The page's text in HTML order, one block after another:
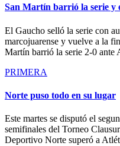
San Martín barrió la serie y
El Gaucho selló la serie con
marcojuarense y vuelve a la
Martín barrió la serie 2-0
PRIMERA
Norte puso todo en su lugar
Este martes se disputó el
semifinales del Torneo
Deportivo Norte superó a